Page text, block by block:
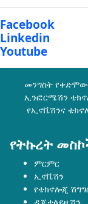
Facebook
Linkedin
Youtube
መንግስት የቀድሞው
ኢንፎርሜሽን
የኢኖቬሽንና
የትኩረት
ምርምር
ኢኖቬሽን
የቴክኖሎጂ